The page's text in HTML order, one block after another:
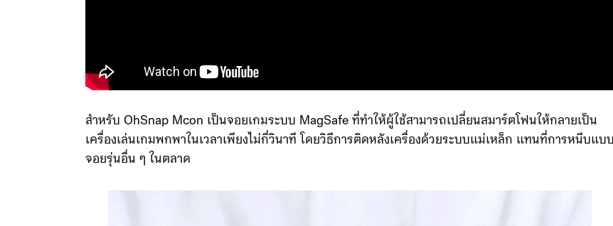
สำหรับ OhSnap Mcon เป็นจอยเกมระบบ MagSafe ที่ทำให้ผู้ใช้สามารถเปลี่ยนสมาร์ตโฟนให้กลายเป็น
เครื่องเล่นเกมพกพาในเวลาเพียงไม่กี่วินาที โดยวิธีการติดหลังเครื่องด้วยระบบแม่เหล็ก แทนที่การหนีบแบบ
จอยรุ่นอื่น ๆ ในตลาด